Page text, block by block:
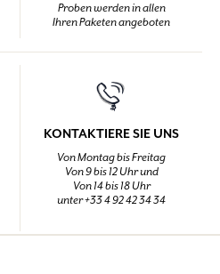
Proben werden in allen
Ihren Paketen angeboten
KONTAKTIERE SIE UNS
Von Montag bis Freitag
Von 9 bis 12 Uhr und
Von 14 bis 18 Uhr
unter +33 4 92 42 34 34